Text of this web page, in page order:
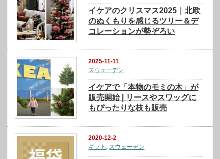
イケアのクリスマス2025｜北欧
のぬくもりを感じるツリー＆デ
コレーションが勢ぞろい
2025-11-11
スウェーデン
イケアで「本物のモミの木」が
販売開始 | リースやスワッグに
もぴったりな枝も販売
2020-12-2
ギフト , スウェーデン